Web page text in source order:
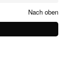
Nach oben